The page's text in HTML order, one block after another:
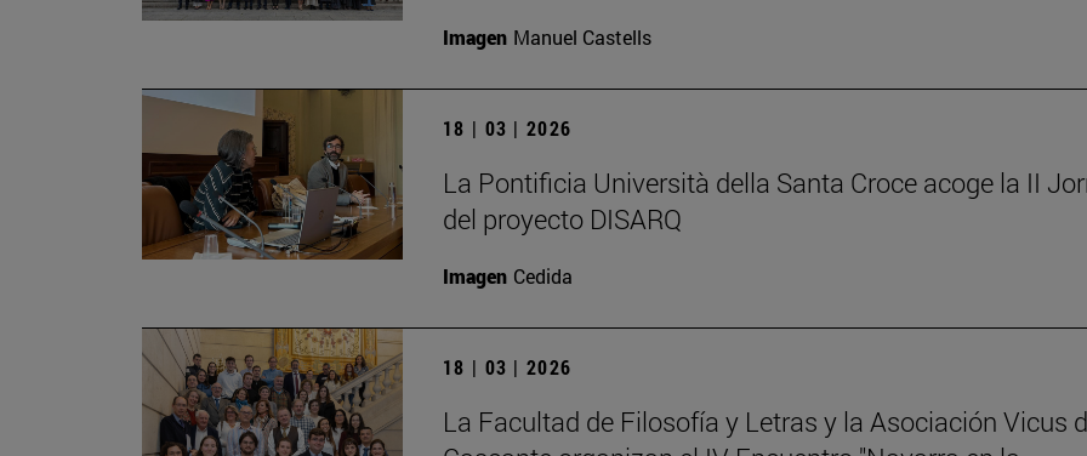
Imagen Manuel Castells
18 | 03 | 2026
La Pontificia Università della Santa Croce acoge la II
del proyecto DISARQ
Imagen Cedida
18 | 03 | 2026
La Facultad de Filosofía y Letras y la Asociación Vicus